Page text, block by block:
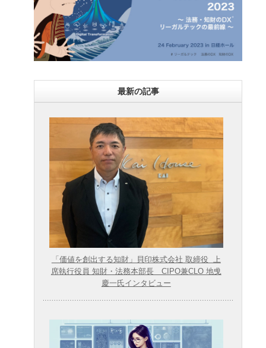
最新の記事
「価値を創出する知財」貝印株式会社 取締役 上
席執行役員 知財・法務本部長 CIPO兼CLO 地曵
慶一氏インタビュー